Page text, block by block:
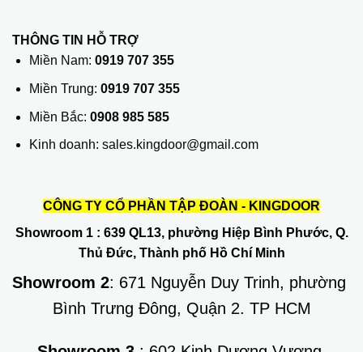
THÔNG TIN HỖ TRỢ
Miền Nam: 0919 707 355
Miền Trung: 0919 707 355
Miền Bắc: 0908 985 585
Kinh doanh: sales.kingdoor@gmail.com
CÔNG TY CỔ PHẦN TẬP ĐOÀN - KINGDOOR
Showroom 1: 639 QL13, phường Hiệp Bình Phước, Q.
Thủ Đức, Thành phố Hồ Chí Minh
Showroom 2: 671 Nguyễn Duy Trinh, phường
Bình Trưng Đông, Quận 2. TP HCM